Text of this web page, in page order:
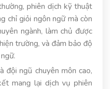
phiên dịch kỹ thuật
chỉ giỏi ngôn ngữ mà còn
ngành, làm chủ được
trường, và đảm bảo độ
đội ngũ chuyên môn cao,
mang lại dịch vụ phiên